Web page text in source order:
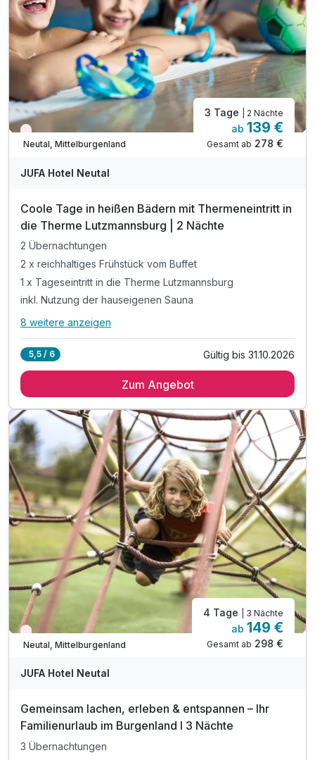
Tipp: Sonnentherme Lutzmannsburg
Tipp: Sonnenland Seilgarten & Aktivpark
Tipp: Radverleih direkt im Hotel (gegen Gebühr)
Nur noch Restplätze
Neutal, Mittelburgenland
3 Tage | 2 Nächte
ab 139 €
Gesamt ab 278 €
JUFA Hotel Neutal
Coole Tage in heißen Bädern mit Thermeneintritt in
die Therme Lutzmannsburg | 2 Nächte
2 Übernachtungen
2 x reichhaltiges Frühstück vom Buffet
1 x Tageseintritt in die Therme Lutzmannsburg
inkl. Nutzung der hauseigenen Sauna
Alle Inklusivleistungen
2 x reichhaltiges Frühstück vom Buffet
inkl. Nutzung der hauseigenen Sauna
inkl. Indoor - Spielzimmer & Kräuter- & Nutzgarten
inkl. Streichelzoo & Abenteuerspielplatz
inkl. freier Eintritt ins Waldbad Neutal (Sommer)
inkl. Burgenland Card mit gratis Leistungen*
Ermäßigungen und vergünstigten Angeboten z.B.:
* Eintritt in den Reptilien Zoo Forchtenstein
* Eintritt in den Erlebnispark Eis-Greissler
* gratis Führung auf der Straussenfarm Wiesen
8 weitere anzeigen
5,5 / 6 Gültig bis 31.10.2026
Zum Angebot
Nur noch Restplätze
Neutal, Mittelburgenland
4 Tage | 3 Nächte
ab 149 €
Gesamt ab 298 €
JUFA Hotel Neutal
Gemeinsam lachen, erleben & entspannen – Ihr
Familienurlaub im Burgenland I 3 Nächte
3 Übernachtungen